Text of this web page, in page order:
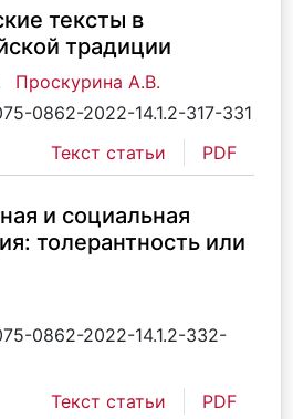
тексты в
традиции
Проскурина А.В.
0862-2022-14.1.2-317-331
Текст статьи PDF
и социальная
толерантность или
0862-2022-14.1.2-332-
Текст статьи PDF